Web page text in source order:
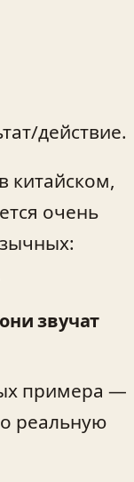
действие.
китайском,
очень
звучат
примера —
реальную